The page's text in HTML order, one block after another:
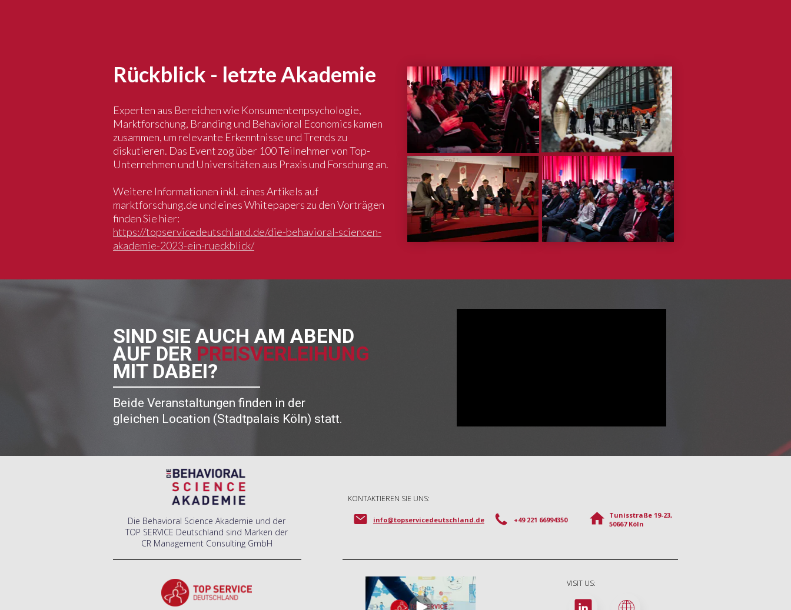
Rückblick - letzte Akademie
Experten aus Bereichen wie Konsumentenpsychologie,
Marktforschung, Branding und Behavioral Economics kamen
zusammen, um relevante Erkenntnisse und Trends zu
diskutieren. Das Event zog über 100 Teilnehmer von Top-
Unternehmen und Universitäten aus Praxis und Forschung an.
Weitere Informationen inkl. eines Artikels auf
marktforschung.de und eines Whitepapers zu den Vorträgen
finden Sie hier:
https://topservicedeutschland.de/die-behavioral-sciencen-
akademie-2023-ein-rueckblick/
SIND SIE AUCH AM ABEND
AUF DER PREISVERLEIHUNG
MIT DABEI?
Beide Veranstaltungen finden in der
gleichen Location (Stadtpalais Köln) statt.
Die Behavioral Science Akademie und der
TOP SERVICE Deutschland sind Marken der
CR Management Consulting GmbH
Tunisstraße 19-23,
50667 Köln
+49 221 66994350
info@topservicedeutschland.de
VISIT US:
KONTAKTIEREN SIE UNS: